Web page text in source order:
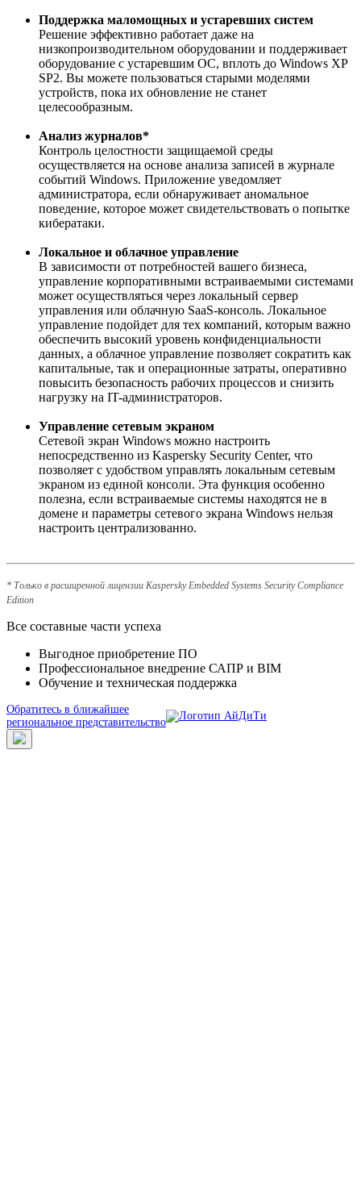
Поддержка маломощных и устаревших систем
Решение эффективно работает даже на
низкопроизводительном оборудовании и поддерживает
оборудование с устаревшим ОС, вплоть до Windows XP
SP2. Вы можете пользоваться старыми моделями
устройств, пока их обновление не станет
целесообразным.
Анализ журналов*
Контроль целостности защищаемой среды
осуществляется на основе анализа записей в журнале
событий Windows. Приложение уведомляет
администратора, если обнаруживает аномальное
поведение, которое может свидетельствовать о попытке
кибератаки.
Локальное и облачное управление
В зависимости от потребностей вашего бизнеса,
управление корпоративными встраиваемыми системами
может осуществляться через локальный сервер
управления или облачную SaaS-консоль. Локальное
управление подойдет для тех компаний, которым важно
обеспечить высокий уровень конфиденциальности
данных, а облачное управление позволяет сократить как
капитальные, так и операционные затраты, оперативно
повысить безопасность рабочих процессов и снизить
нагрузку на IT-администраторов.
Управление сетевым экраном
Сетевой экран Windows можно настроить
непосредственно из Kaspersky Security Center, что
позволяет с удобством управлять локальным сетевым
экраном из единой консоли. Эта функция особенно
полезна, если встраиваемые системы находятся не в
домене и параметры сетевого экрана Windows нельзя
настроить централизованно.
* Только в расширенной лицензии Kaspersky Embedded Systems Security Compliance
Edition
Все составные части успеха
Выгодное приобретение ПО
Профессиональное внедрение САПР и BIM
Обучение и техническая поддержка
Обратитесь в ближайшее
региональное представительство